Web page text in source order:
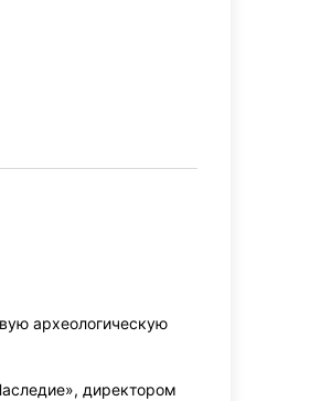
археологическую
директором